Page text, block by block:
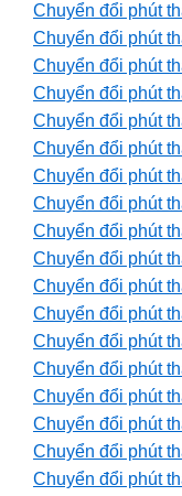
Chuyển đổi phút
Chuyển đổi phút
Chuyển đổi phút
Chuyển đổi phút
Chuyển đổi phút
Chuyển đổi phút
Chuyển đổi phút
Chuyển đổi phút
Chuyển đổi phút
Chuyển đổi phút
Chuyển đổi phút
Chuyển đổi phút
Chuyển đổi phút
Chuyển đổi phút
Chuyển đổi phút
Chuyển đổi phút
Chuyển đổi phút
Chuyển đổi phút